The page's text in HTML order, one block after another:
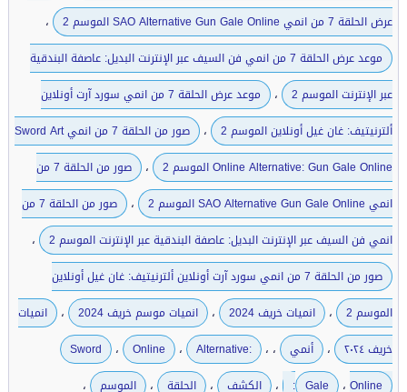
عرض الحلقة 7 من انمي SAO Alternative Gun Gale Online الموسم 2
،
موعد عرض الحلقة 7 من انمي فن السيف عبر الإنترنت البديل: عاصفة البندقية
عبر الإنترنت الموسم 2
،
موعد عرض الحلقة 7 من انمي سورد آرت أونلاين
ألترنيتيف: غان غيل أونلاين الموسم 2
،
صور من الحلقة 7 من انمي Sword Art
Online Alternative: Gun Gale Online الموسم 2
،
صور من الحلقة 7 من
انمي SAO Alternative Gun Gale Online الموسم 2
،
صور من الحلقة 7 من
انمي فن السيف عبر الإنترنت البديل: عاصفة البندقية عبر الإنترنت الموسم 2
،
صور من الحلقة 7 من انمي سورد آرت أونلاين ألترنيتيف: غان غيل أونلاين
الموسم 2
، انميات خريف 2024 ، انميات موسم خريف 2024 ،
انميات
خريف ٢٠٢٤
، أنمي ، Sword ، Online ، Alternative: ،
Gale ، Online: ، الكشف ، الحلقة ، الموسم ،